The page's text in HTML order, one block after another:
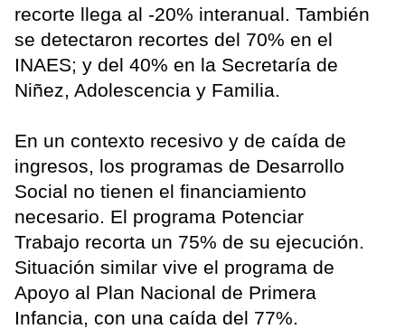
recorte llega al -20% interanual. También
se detectaron recortes del 70% en el
INAES; y del 40% en la Secretaría de
Niñez, Adolescencia y Familia.
En un contexto recesivo y de caída de
ingresos, los programas de Desarrollo
Social no tienen el financiamiento
necesario. El programa Potenciar
Trabajo recorta un 75% de su ejecución.
Situación similar vive el programa de
Apoyo al Plan Nacional de Primera
Infancia, con una caída del 77%.